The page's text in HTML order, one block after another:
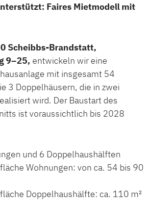
Faires Mietmodell mit
Scheibbs-Brandstatt,
9–25, entwickeln wir eine
mit insgesamt 54
3 Doppelhäusern, die in zwei
wird. Der Baustart des
ist voraussichtlich bis 2028
und 6 Doppelhaushälften
Wohnungen: von ca. 54 bis 90
Doppelhaushälfte: ca. 110 m²